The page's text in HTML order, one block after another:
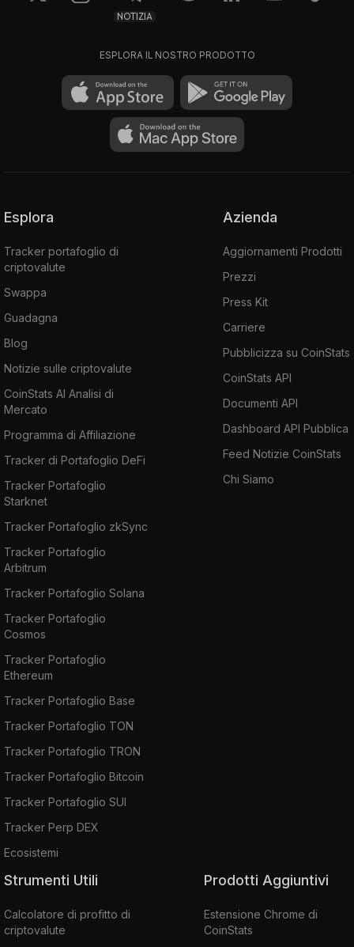
NOTIZIA
ESPLORA IL NOSTRO PRODOTTO
Esplora
Tracker portafoglio di
criptovalute
Swappa
Guadagna
Blog
Notizie sulle criptovalute
CoinStats AI Analisi di
Mercato
Programma di Affiliazione
Tracker di Portafoglio DeFi
Tracker Portafoglio
Starknet
Tracker Portafoglio zkSync
Tracker Portafoglio
Arbitrum
Tracker Portafoglio Solana
Tracker Portafoglio
Cosmos
Tracker Portafoglio
Ethereum
Tracker Portafoglio Base
Tracker Portafoglio TON
Tracker Portafoglio TRON
Tracker Portafoglio Bitcoin
Tracker Portafoglio SUI
Tracker Perp DEX
Ecosistemi
Azienda
Aggiornamenti Prodotti
Prezzi
Press Kit
Carriere
Pubblicizza su CoinStats
CoinStats API
Documenti API
Dashboard API Pubblica
Feed Notizie CoinStats
Chi Siamo
Strumenti Utili
Calcolatore di profitto di
criptovalute
Prodotti Aggiuntivi
Estensione Chrome di
CoinStats